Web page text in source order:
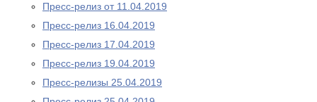
Пресс-релиз от 11.04.2019
Пресс-релиз 16.04.2019
Пресс-релиз 17.04.2019
Пресс-релиз 19.04.2019
Пресс-релизы 25.04.2019